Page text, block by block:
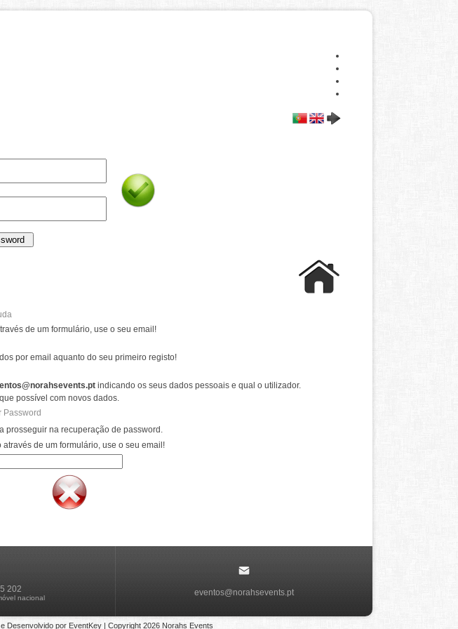
de um formulário, use o seu email!
por email aquanto do seu primeiro registo!
indicando os seus dados pessoais e qual o utilizador.
possível com novos dados.
Password
prosseguir na recuperação de password.
de um formulário, use o seu email!
202
nacional
eventos@norahsevents.pt
Desenvolvido por EventKey| Copyright 2026 Norahs Events